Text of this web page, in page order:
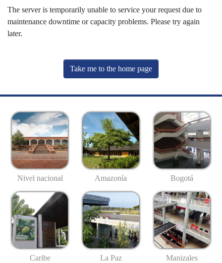
The server is temporarily unable to service your request due to
maintenance downtime or capacity problems. Please try again
later.
Take me to the home page
Nivel nacional Amazonía Bogotá
Caribe La Paz Manizales